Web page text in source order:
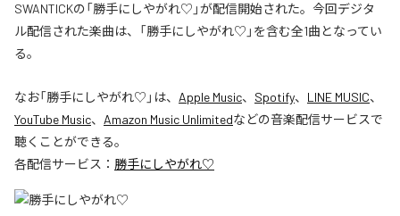
SWANTICKの「勝手にしやがれ♡」が配信開始された。今回デジタ
ル配信された楽曲は、「勝手にしやがれ♡」を含む全1曲となってい
る。
なお「勝手にしやがれ♡ 」は、 Apple Music、 Spotify、 LINE MUSIC、
YouTube Music、 Amazon Music Unlimitedなどの音楽配信サービスで
聴くことができる。
各配信サービス： 勝手にしやがれ♡